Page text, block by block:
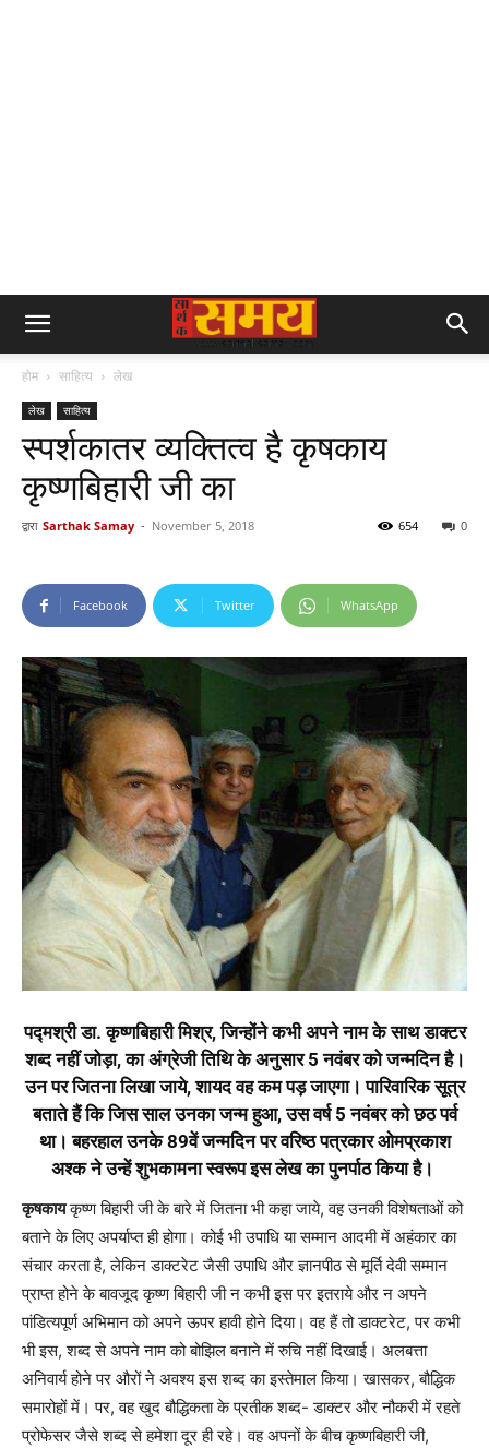
होम साहित्य लेख
लेख साहित्य
स्पर्शकातर व्यक्तित्व है कृषकाय
कृष्णबिहारी जी का
द्वारा Sarthak Samay - November 5, 2018 0
654
Facebook Twitter WhatsApp
पद्मश्री डा. कृष्णबिहारी मिश्र, जिन्होंने कभी अपने नाम के साथ डाक्टर
शब्द नहीं जोड़ा, का अंग्रेजी तिथि के अनुसार 5 नवंबर को जन्मदिन है।
उन पर जितना लिखा जाये, शायद वह कम पड़ जाएगा। पारिवारिक सूत्र
बताते हैं कि जिस साल उनका जन्म हुआ, उस वर्ष 5 नवंबर को छठ पर्व
था। बहरहाल उनके 89वें जन्मदिन पर वरिष्ठ पत्रकार ओमप्रकाश
अश्क ने उन्हें शुभकामना स्वरूप इस लेख का पुनर्पाठ किया है।
कृषकायकृष्ण बिहारी जी के बारे में जितना भी कहा जाये, वह उनकी विशेषताओं को
बताने के लिए अपर्याप्त ही होगा। कोई भी उपाधि या सम्मान आदमी में अहंकार का
संचार करता है, लेकिन डाक्टरेट जैसी उपाधि और ज्ञानपीठ से मूर्ति देवी सम्मान
प्राप्त होने के बावजूद कृष्ण बिहारी जी न कभी इस पर इतराये और न अपने
पांडित्यपूर्ण अभिमान को अपने ऊपर हावी होने दिया। वह हैं तो डाक्टरेट, पर कभी
भी इस, शब्द से अपने नाम को बोझिल बनाने में रुचि नहीं दिखाई। अलबत्ता
अनिवार्य होने पर औरों ने अवश्य इस शब्द का इस्तेमाल किया। खासकर, बौद्धिक
समारोहों में। पर, वह खुद बौद्धिकता के प्रतीक शब्द- डाक्टर और नौकरी में रहते
प्रोफेसर जैसे शब्द से हमेशा दूर ही रहे। वह अपनों के बीच कृष्णबिहारी जी,